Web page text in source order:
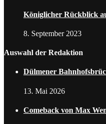
Königlicher Rückblick
8. September 2023
Auswahl der Redaktion
Dülmener
13. Mai 2026
Comeback von Max